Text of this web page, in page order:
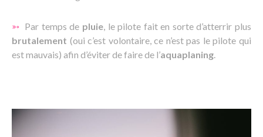
➳ Par temps de pluie, le pilote fait en sorte d’atterrir plus
brutalement (oui c’est volontaire, ce n’est pas le pilote qui
est mauvais) afin d’éviter de faire de l’aquaplaning.